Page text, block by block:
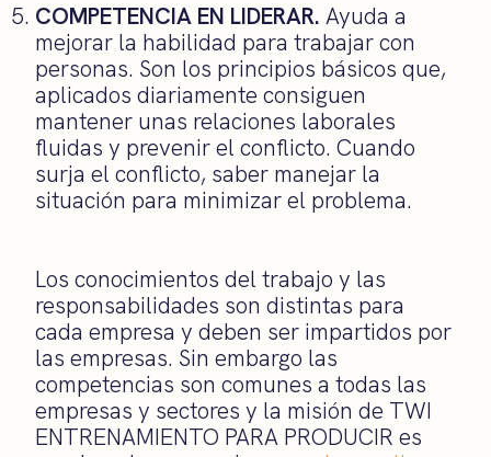
COMPETENCIA EN LIDERAR. Ayuda a
mejorar la habilidad para trabajar con
personas. Son los principios básicos que,
aplicados diariamente consiguen
mantener unas relaciones laborales
fluidas y prevenir el conflicto. Cuando
surja el conflicto, saber manejar la
situación para minimizar el problema.
Los conocimientos del trabajo y las
responsabilidades son distintas para
cada empresa y deben ser impartidos por
las empresas. Sin embargo las
competencias son comunes a todas las
empresas y sectores y la misión de TWI
ENTRENAMIENTO PARA PRODUCIR es